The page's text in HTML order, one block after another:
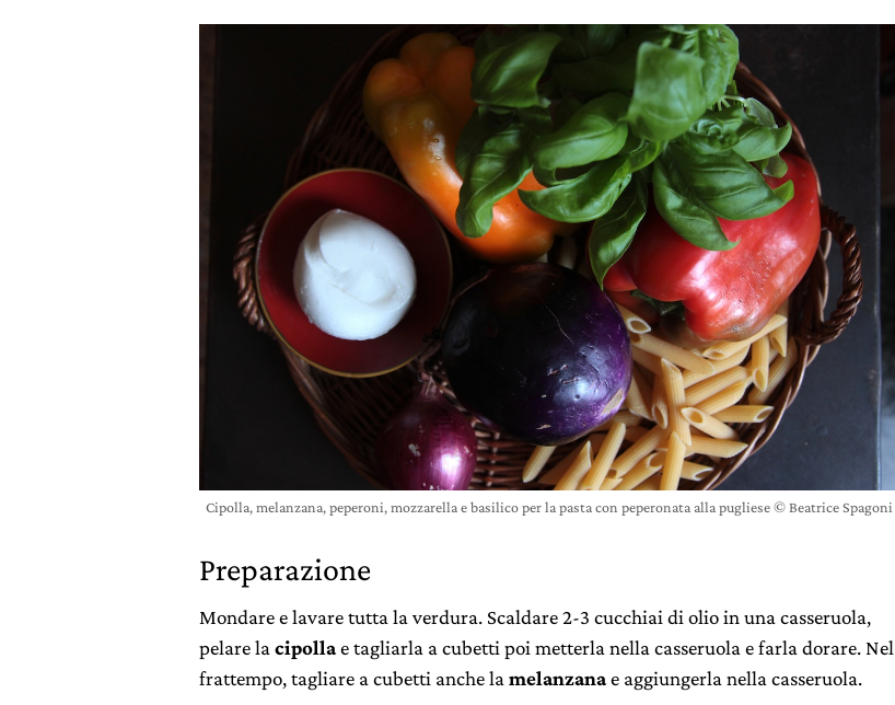
Cipolla, melanzana, peperoni, mozzarella e basilico per la pasta con peperonata alla pugliese © Beatrice Spagoni
Preparazione
Mondare e lavare tutta la verdura. Scaldare 2-3 cucchiai di olio in una casseruola,
pelare lacipollae tagliarla a cubetti poi metterla nella casseruola e farla dorare. Nel
frattempo, tagliare a cubetti anche lamelanzanae aggiungerla nella casseruola.